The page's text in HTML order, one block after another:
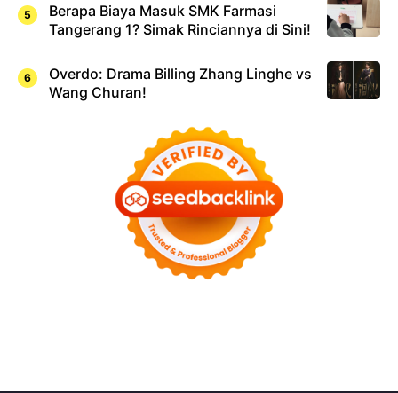
Berapa Biaya Masuk SMK Farmasi
Tangerang 1? Simak Rinciannya di Sini!
Overdo: Drama Billing Zhang Linghe vs
Wang Churan!